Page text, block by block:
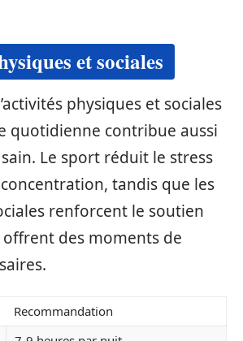
et sociales
physiques et sociales
quotidienne contribue aussi
Le sport réduit le stress
tandis que les
renforcent le soutien
des moments de
Recommandation